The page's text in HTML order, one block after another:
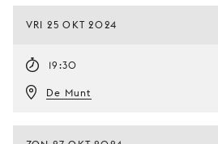
VRI 25 OKT 2024
19:30
De Munt